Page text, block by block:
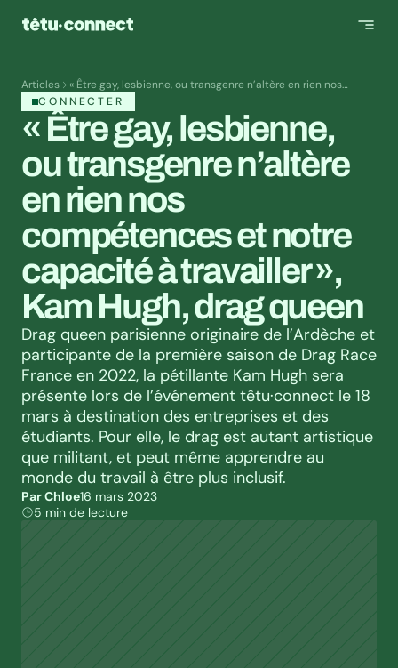
Articles
« Être gay, lesbienne, ou transgenre n’altère en rien nos
compétences et notre capacité à travailler », Kam Hugh, drag
queen
CONNECTER
« Être gay, lesbienne,
ou transgenre n’altère
en rien nos
compétences et notre
capacité à travailler »,
Kam Hugh, drag queen
Drag queen parisienne originaire de l’Ardèche et
participante de la première saison de Drag Race
France en 2022, la pétillante Kam Hugh sera
présente lors de l’événement têtu·connect le 18
mars à destination des entreprises et des
étudiants. Pour elle, le drag est autant artistique
que militant, et peut même apprendre au
monde du travail à être plus inclusif.
Par Chloe16 mars 2023
5 min de lecture